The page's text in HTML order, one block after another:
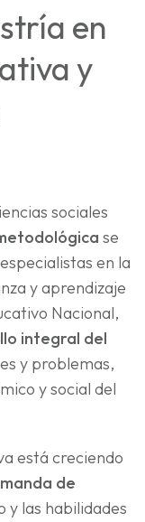
en
y
sociales
se
en la
y aprendizaje
Nacional,
integral del
y problemas,
y social del
está creciendo
de
y las habilidades